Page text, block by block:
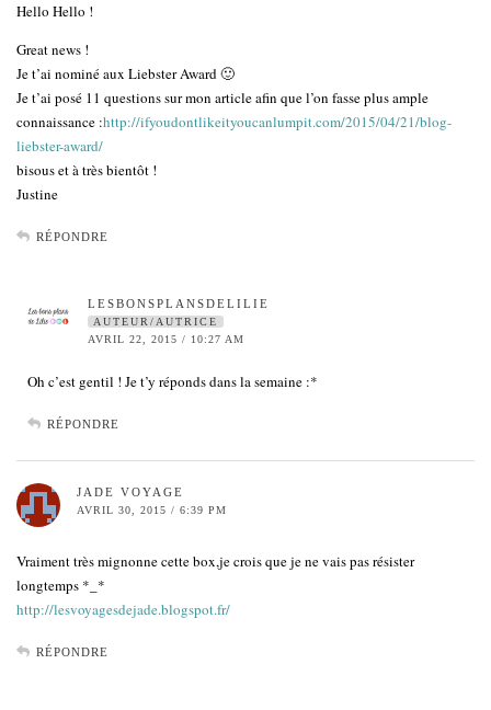
Hello Hello !
Great news !
Je t’ai nominé aux Liebster Award 🙂
Je t’ai posé 11 questions sur mon article afin que l’on fasse plus ample
connaissance :http://ifyoudontlikeityoucanlumpit.com/2015/04/21/blog-
liebster-award/
bisous et à très bientôt !
Justine
RÉPONDRE
LESBONSPLANSDELILIE
AUTEUR/AUTRICE
AVRIL 22, 2015 / 10:27 AM
Oh c’est gentil ! Je t’y réponds dans la semaine :*
RÉPONDRE
JADE VOYAGE
AVRIL 30, 2015 / 6:39 PM
Vraiment très mignonne cette box,je crois que je ne vais pas résister
longtemps *_*
http://lesvoyagesdejade.blogspot.fr/
RÉPONDRE